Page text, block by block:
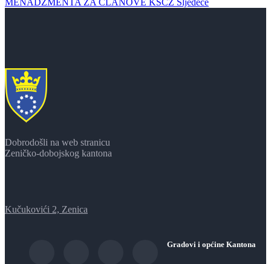
Dobrodošli na web stranicu
Zeničko-dobojskog kantona
Kučukovići 2, Zenica
Gradovi i općine Kantona